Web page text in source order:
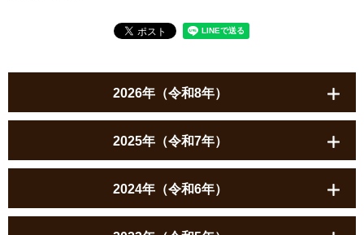
2026年（令和8年）
2025年（令和7年）
2024年（令和6年）